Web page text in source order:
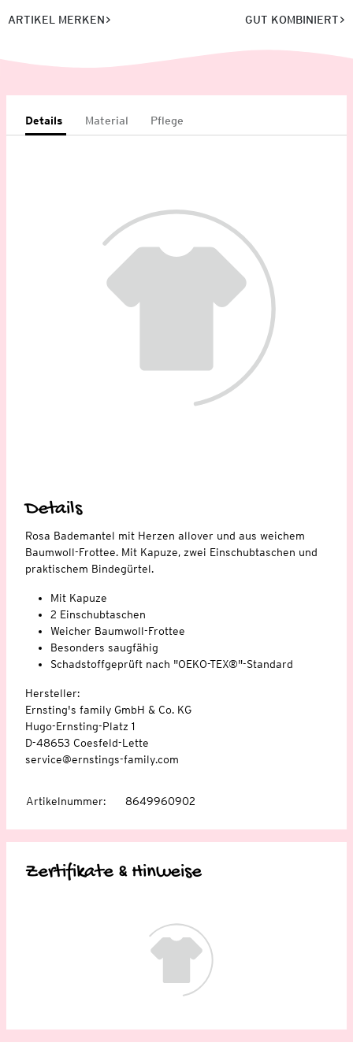
ARTIKEL MERKEN GUT KOMBINIERT
Details Material Pflege
Details
Rosa Bademantel mit Herzen allover und aus weichem
Baumwoll-Frottee. Mit Kapuze, zwei Einschubtaschen und
praktischem Bindegürtel.
Mit Kapuze
2 Einschubtaschen
Weicher Baumwoll-Frottee
Besonders saugfähig
Schadstoffgeprüft nach "OEKO-TEX®"-Standard
Hersteller:
Ernsting's family GmbH & Co. KG
Hugo-Ernsting-Platz 1
D-48653 Coesfeld-Lette
service@ernstings-family.com
Artikelnummer: 8649960902
Zertifikate & Hinweise